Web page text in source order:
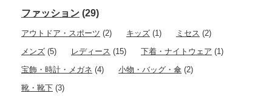
ファッション (29)
アウトドア・スポーツ (2) キッズ (1) ミセス (2)
メンズ (5) レディース (15) 下着・ナイトウェア (1)
宝飾・時計・メガネ (4) 小物・バッグ・傘 (2)
靴・靴下 (3)